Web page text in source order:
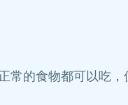
的食物都可以吃，